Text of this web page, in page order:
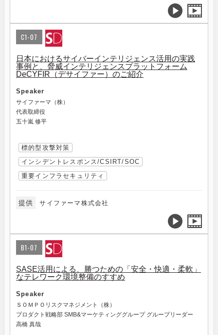
C1-07
日本におけるサイバーインテリジェンス活用の実践
事例と、脅威インテリジェンスプラットフォーム
DeCYFIR（デサイファー）のご紹介
Speaker
サイファーマ（株）
代表取締役
五十嵐 修平
標的型攻撃対策
インシデントレスポンス/CSIRT/SOC
重要インフラセキュリティ
提供 サイファーマ株式会社
B1-07
SASE活用による、勝つための「安全・快適・柔軟」
なテレワーク環境整備のすすめ
Speaker
ＳＯＭＰＯリスクマネジメント（株）
プロダクト戦略部 SMB&マーケティンググループ グループリーダー
高橋 真哉